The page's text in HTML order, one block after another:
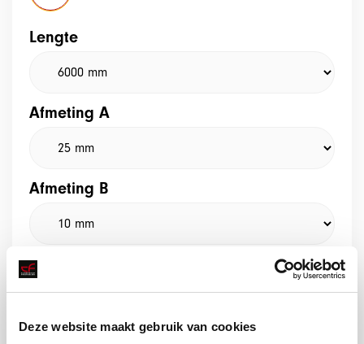
Deze website maakt gebruik van cookies
Lengte
Afmeting A
Afmeting B
Afmeting C